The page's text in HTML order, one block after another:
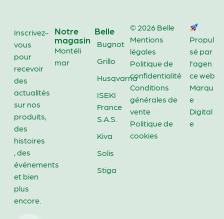
Inscrivez-
vous
pour
recevoir
des
actualités
sur nos
produits,
des
histoires
, des
événements
et bien
plus
encore.
Notre
magasin
Montéli
mar
Belle
Bugnot
Grillo
Husqvarna
ISEKI
France
S.A.S.
Kiva
Solis
Stiga
© 2026 Belle
Mentions
légales
Politique de
confidentialité
Conditions
générales de
vente
Politique de
cookies
Propul
sé par
l'agen
ce web
Marqu
e
Digital
e